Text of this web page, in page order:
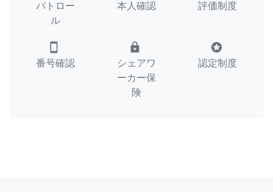
パトロー
ル
本人確認 評価制度
smartphone
番号確認
lock
シェアワ
ーカー保
険
stars
認定制度